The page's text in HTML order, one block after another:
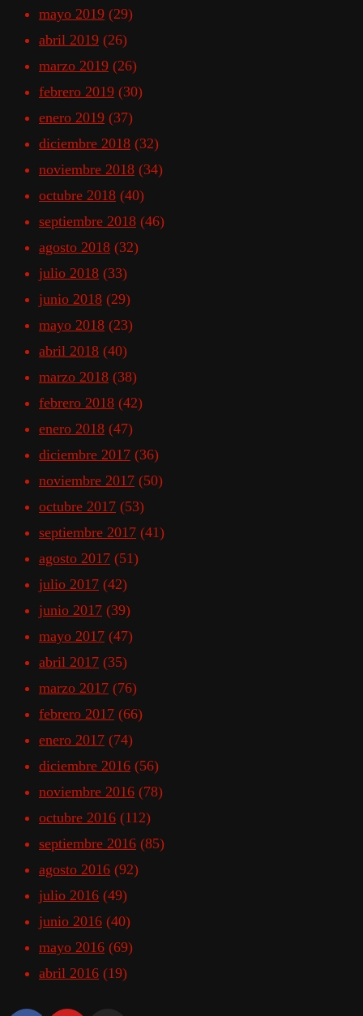
mayo 2019 (29)
abril 2019 (26)
marzo 2019 (26)
febrero 2019 (30)
enero 2019 (37)
diciembre 2018 (32)
noviembre 2018 (34)
octubre 2018 (40)
septiembre 2018 (46)
agosto 2018 (32)
julio 2018 (33)
junio 2018 (29)
mayo 2018 (23)
abril 2018 (40)
marzo 2018 (38)
febrero 2018 (42)
enero 2018 (47)
diciembre 2017 (36)
noviembre 2017 (50)
octubre 2017 (53)
septiembre 2017 (41)
agosto 2017 (51)
julio 2017 (42)
junio 2017 (39)
mayo 2017 (47)
abril 2017 (35)
marzo 2017 (76)
febrero 2017 (66)
enero 2017 (74)
diciembre 2016 (56)
noviembre 2016 (78)
octubre 2016 (112)
septiembre 2016 (85)
agosto 2016 (92)
julio 2016 (49)
junio 2016 (40)
mayo 2016 (69)
abril 2016 (19)